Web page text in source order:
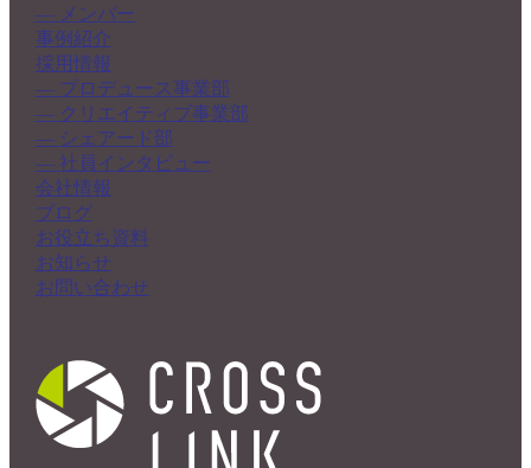
― メンバー
事例紹介
採用情報
― プロデュース事業部
― クリエイティブ事業部
― シェアード部
― 社員インタビュー
会社情報
ブログ
お役立ち資料
お知らせ
お問い合わせ